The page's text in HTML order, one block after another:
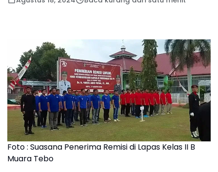
Foto : Suasana Penerima Remisi di Lapas Kelas II B
Muara Tebo